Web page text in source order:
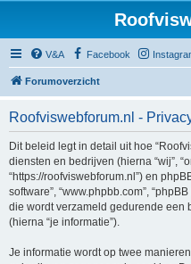
V&A Facebook
Forumoverzicht
Roofviswebforum.nl -
Dit beleid legt in detail uit hoe
diensten en bedrijven (hierna “wij”,
“https://roofviswebforum.nl”) en
software”, “www.phpbb.com”,
die wordt verzameld gedurende een
(hierna “je informatie”).
Je informatie wordt op twee